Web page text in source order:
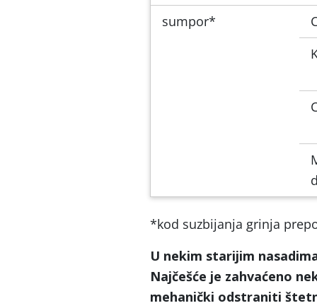
sumpor*
*kod suzbijanja grinja
U nekim starijim
Najčešće je zahvaćeno
mehanički odstraniti